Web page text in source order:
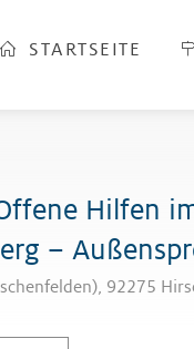
STARTSEITE
Hilfen
–
92275